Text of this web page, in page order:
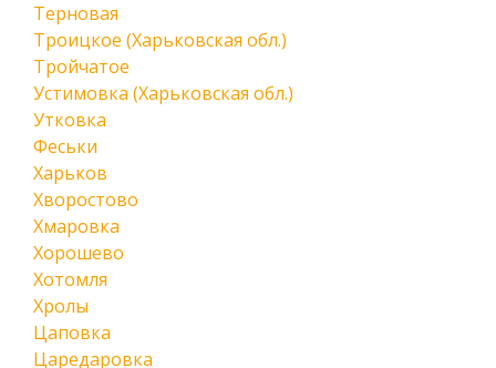
Терновая
Троицкое (Харьковская обл.)
Тройчатое
Устимовка (Харьковская обл.)
Утковка
Феськи
Харьков
Хворостово
Хмаровка
Хорошево
Хотомля
Хролы
Цаповка
Царедаровка